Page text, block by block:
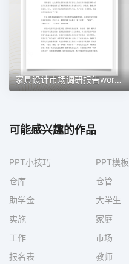
家具设计市场调研报告word文档
可能感兴趣的作品
PPT小技巧 PPT模板
仓库
仓管
助学金
大学生
实施
家庭
工作
市场
报名表
教师